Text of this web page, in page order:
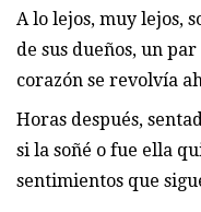
A lo lejos, muy lejos,
de sus dueños, un
corazón se revolvía
Horas después,
si la soñé o fue ella
sentimientos que